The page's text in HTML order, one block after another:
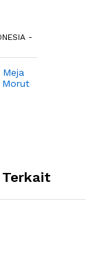
-
Morut
Terkait